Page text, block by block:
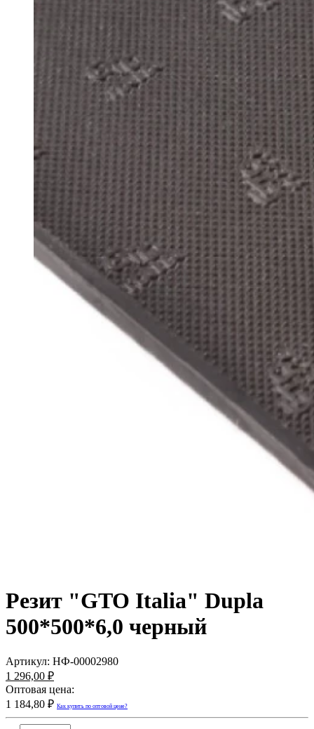
Резит "GTO Italia" Dupla
500*500*6,0 черный
Артикул: НФ-00002980
1 296,00 ₽
Оптовая цена:
1 184,80 ₽ Как купить по оптовой цене?